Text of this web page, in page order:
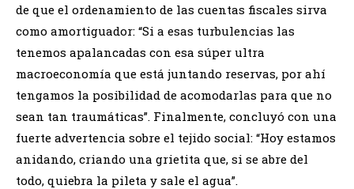
de que el ordenamiento de las cuentas fiscales sirva
como amortiguador: “Si a esas turbulencias las
tenemos apalancadas con esa súper ultra
macroeconomía que está juntando reservas, por ahí
tengamos la posibilidad de acomodarlas para que no
sean tan traumáticas”. Finalmente, concluyó con una
fuerte advertencia sobre el tejido social: “Hoy estamos
anidando, criando una grietita que, si se abre del
todo, quiebra la pileta y sale el agua”.